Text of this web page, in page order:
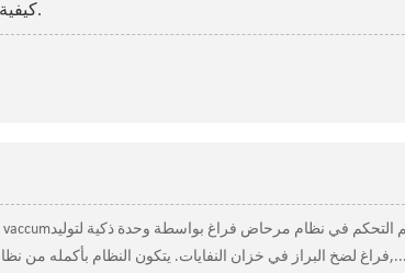
كيفية التحكم في الصمام المقبض الهوائي بصمام لولبي 5/2.
بأكمله من نظام جمع البراز ، وشاشة عرض ، ومرحاض ، ونظام تحكم وامض,....